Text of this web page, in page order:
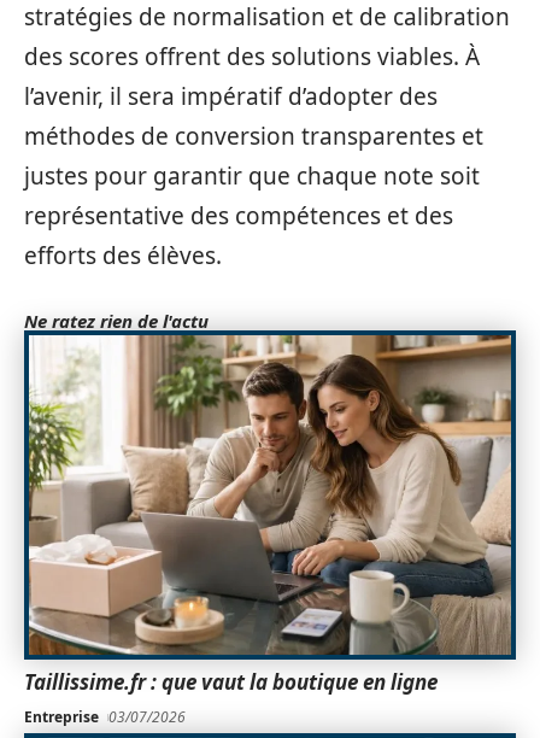
stratégies de normalisation et de calibration
des scores offrent des solutions viables. À
l’avenir, il sera impératif d’adopter des
méthodes de conversion transparentes et
justes pour garantir que chaque note soit
représentative des compétences et des
efforts des élèves.
Ne ratez rien de l'actu
Taillissime.fr : que vaut la boutique en ligne
Entreprise 03/07/2026